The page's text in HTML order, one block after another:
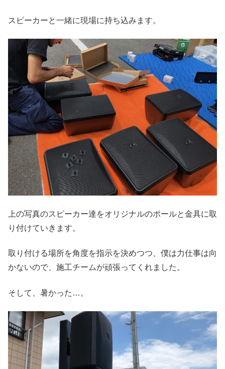
スピーカーと一緒に現場に持ち込みます。
上の写真のスピーカー達をオリジナルのポールと金具に取
り付けていきます。
取り付ける場所を角度を指示を決めつつ、僕は力仕事は向
かないので、施工チームが頑張ってくれました。
そして、暑かった…。